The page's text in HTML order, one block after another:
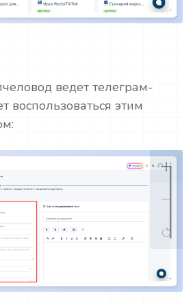
ведет телеграм-
воспользоваться этим